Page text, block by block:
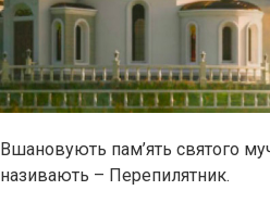
Вшановують пам’ять святого
називають – Перепилятник.